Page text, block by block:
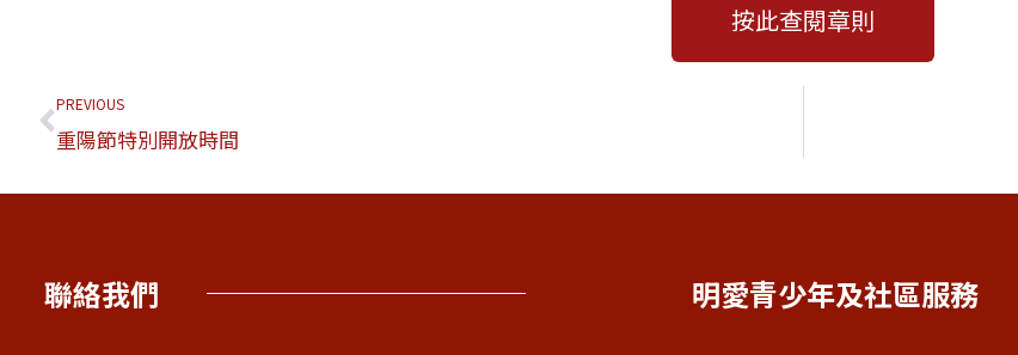
按此查閱章則
PREVIOUS
重陽節特別開放時間
聯絡我們 明愛青少年及社區服務